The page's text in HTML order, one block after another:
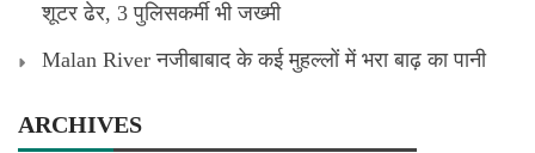
शूटर ढेर, 3 पुलिसकर्मी भी जख्मी
Malan River नजीबाबाद के कई मुहल्लों में भरा बाढ़ का पानी
ARCHIVES